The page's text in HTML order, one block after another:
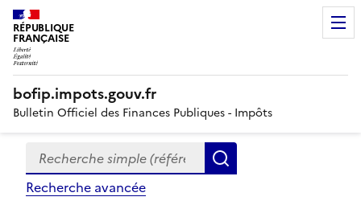
RÉPUBLIQUE
FRANÇAISE
bofip.impots.gouv.fr
Bulletin Officiel des Finances Publiques - Impôts
Formulaire
de
recherche
Recherche simple (références, mots clés, partie du
Recherche avancée